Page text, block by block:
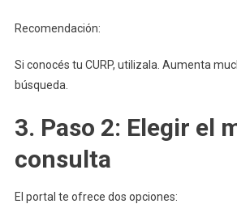
Recomendación:
Si conocés tu CURP, utilizala. Aumenta
búsqueda.
3. Paso 2: Elegir el
consulta
El portal te ofrece dos opciones: